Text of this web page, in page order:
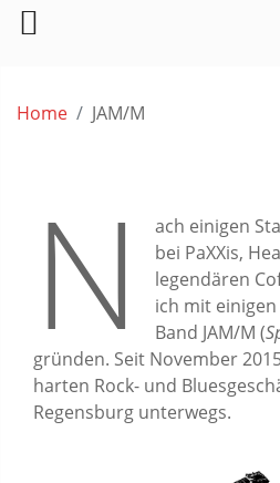
Home JAM/M
N
ach einigen
bei PaXXis,
legendären
ich mit
Band JAM/M (
gründen. Seit November
harten Rock- und
Regensburg unterwegs.